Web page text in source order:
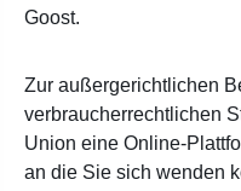
Goost.
Zur außergerichtlichen
verbraucherrechtlichen
Union eine Online-
an die Sie sich wenden